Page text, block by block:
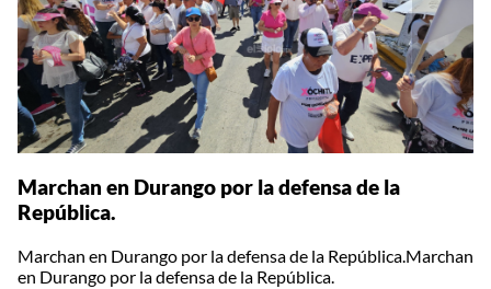
Marchan en Durango por la defensa de la
República.
Marchan en Durango por la defensa de la República.Marchan
en Durango por la defensa de la República.